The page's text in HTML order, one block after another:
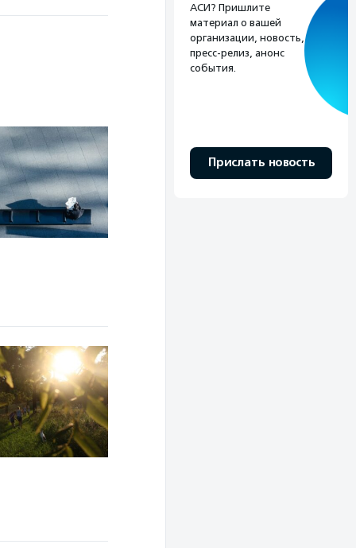
АСИ? Пришлите
материал о вашей
организации, новость,
пресс-релиз, анонс
события.
Прислать новость